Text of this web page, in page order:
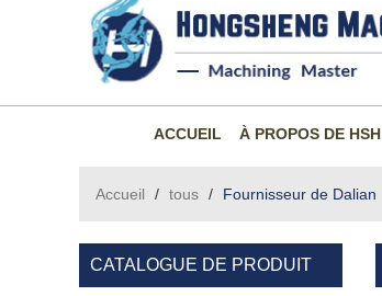
ACCUEIL À PROPOS DE HSH
Accueil / tous / Fournisseur de Dalian
CATALOGUE DE PRODUIT